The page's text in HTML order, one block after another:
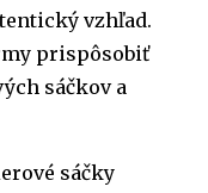
vzhľad.
prispôsobiť
sáčkov a
sáčky